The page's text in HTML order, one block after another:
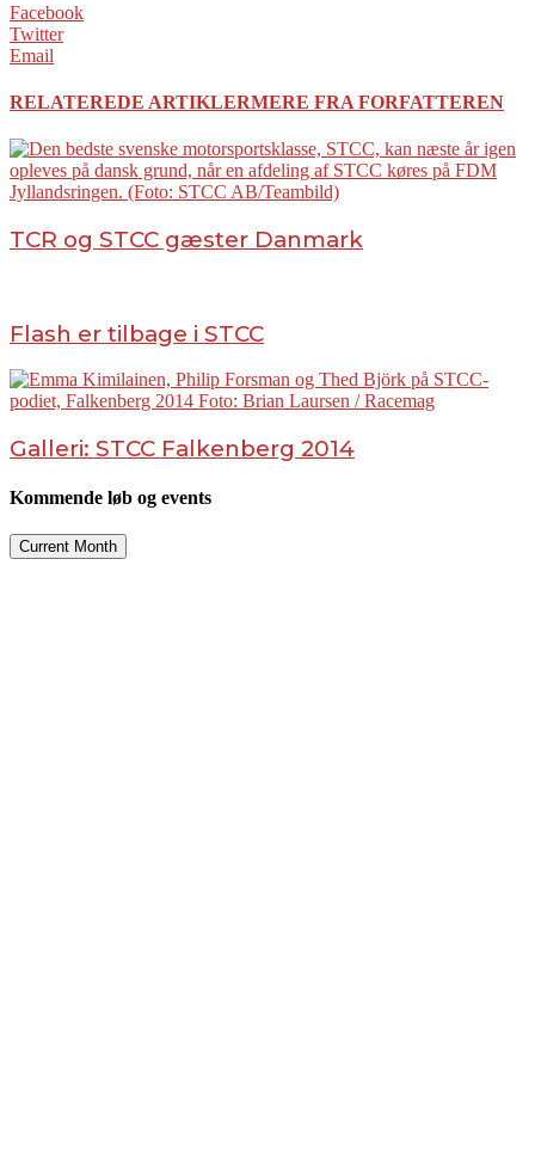
Facebook
Twitter
Email
RELATEREDE ARTIKLERMERE FRA FORFATTEREN
TCR og STCC gæster Danmark
Flash er tilbage i STCC
Galleri: STCC Falkenberg 2014
Kommende løb og events
Current Month